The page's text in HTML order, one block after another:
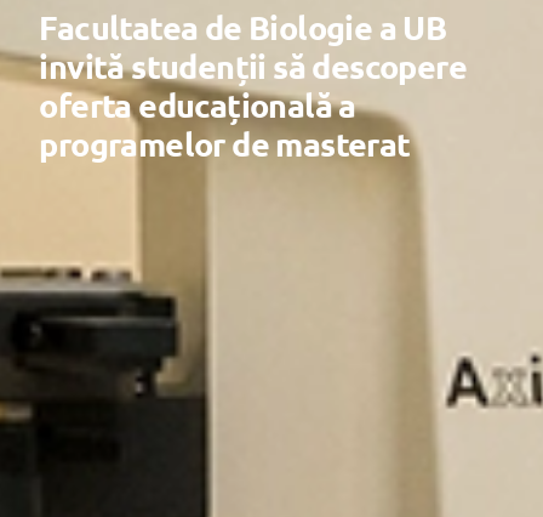
Facultatea de Biologie a UB
invită studenții să descopere
oferta educațională a
programelor de masterat